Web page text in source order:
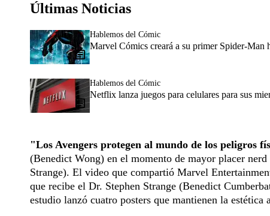
Últimas Noticias
Hablemos del Cómic
Marvel Cómics creará a su primer Spider-Man
Hablemos del Cómic
Netflix lanza juegos para celulares para sus
"Los Avengers protegen al mundo de los peligros
(Benedict Wong) en el momento de mayor placer
Strange). El video que compartió Marvel
que recibe el Dr. Stephen Strange (Benedict
estudio lanzó cuatro posters que mantienen la estética